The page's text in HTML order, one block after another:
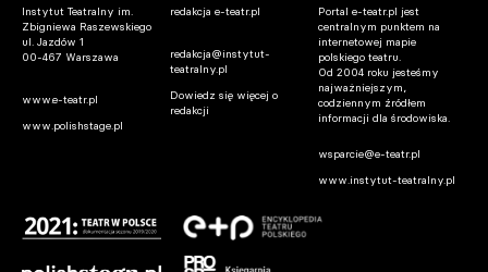
Instytut Teatralny im.
Zbigniewa Raszewskiego
ul. Jazdów 1
00-467 Warszawa
www.e-teatr.pl
www.polishstage.pl
redakcja e-teatr.pl
redakcja@instytut-
teatralny.pl
Dowiedz się więcej o
redakcji
Portal e-teatr.pl jest
centralnym punktem na
internetowej mapie
polskiego teatru.
Od 2004 roku jesteśmy
najważniejszym,
codziennym źródłem
informacji dla środowiska.
wsparcie@e-teatr.pl
www.instytut-teatralny.pl